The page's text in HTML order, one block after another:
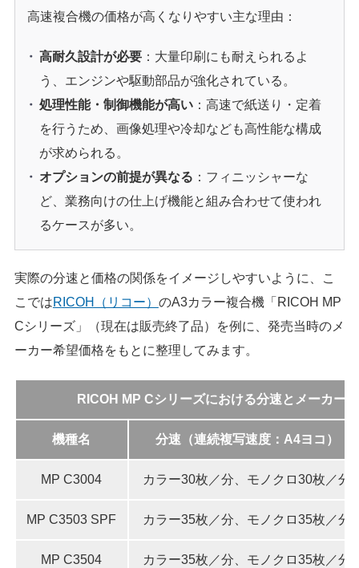
高速複合機の価格が高くなりやすい主な理由：
高耐久設計が必要：大量印刷にも耐えられるよ
う、エンジンや駆動部品が強化されている。
処理性能・制御機能が高い：高速で紙送り・定着
を行うため、画像処理や冷却なども高性能な構成
が求められる。
オプションの前提が異なる ：フィニッシャーな
ど、業務向けの仕上げ機能と組み合わせて使われ
るケースが多い。
実際の分速と価格の関係をイメージしやすいように、こ
こではRICOH（リコー） のA3カラー複合機「RICOH MP
Cシリーズ」（現在は販売終了品）を例に、発売当時のメ
ーカー希望価格をもとに整理してみます。
RICOH MP Cシリーズにおける分速とメーカー
機種名 分速（連続複写速度：A4ヨコ）
MP C3004 カラー30枚／分、モノクロ30枚／分
MP C3503 SPF カラー35枚／分、モノクロ35枚／分
MP C3504 カラー35枚／分、モノクロ35枚／分